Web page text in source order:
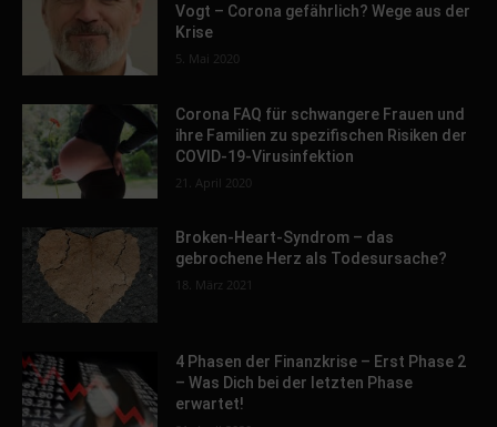
Vogt – Corona gefährlich? Wege aus der
Krise
5. Mai 2020
Corona FAQ für schwangere Frauen und
ihre Familien zu spezifischen Risiken der
COVID-19-Virusinfektion
21. April 2020
Broken-Heart-Syndrom – das
gebrochene Herz als Todesursache?
18. März 2021
4 Phasen der Finanzkrise – Erst Phase 2
– Was Dich bei der letzten Phase
erwartet!